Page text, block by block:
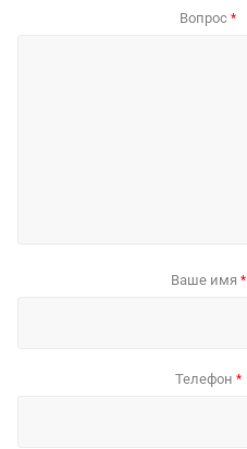
Вопрос *
Ваше имя *
Телефон *